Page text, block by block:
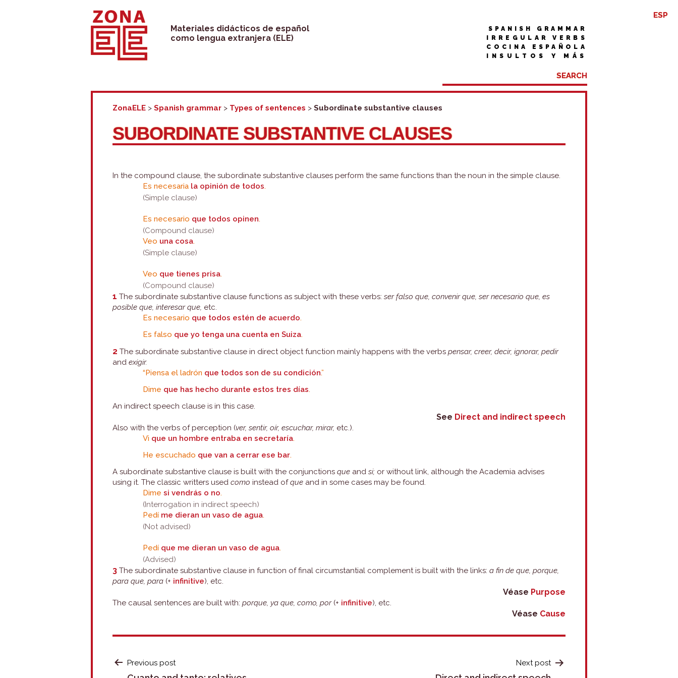
Skip
content
Materiales didácticos de español
como lengua extranjera (ELE)
SPANISH GRAMMAR
IRREGULAR VERBS
COCINA ESPAÑOLA
INSULTOS Y MÁS
ESP
ZonaELE >Spanish grammar > Types of sentences >Subordinate substantive clauses
SUBORDINATE SUBSTANTIVE CLAUSES
In the compound clause, the subordinate substantive clauses perform the same functions than the noun in the simple clause.
Es necesaria la opinión de todos.
(Simple clause)
Es necesario que todos opinen.
(Compound clause)
Veo una cosa.
(Simple clause)
Veo que tienes prisa.
(Compound clause)
1 The subordinate substantive clause functions as subject with these verbs:ser falso que, convenir que, ser necesario que, es
posible que, interesar que, etc.
Es necesario que todos estén de acuerdo.
Es falso que yo tenga una cuenta en Suiza.
2 The subordinate substantive clause in direct object function mainly happens with the verbspensar, creer, decir, ignorar, pedir
andexigir.
“Piensa el ladrón que todos son de su condición.”
Dime que has hecho durante estos tres días.
An indirect speech clause is in this case.
See Direct and indirect speech
Also with the verbs of perception (ver, sentir, oír, escuchar, mirar, etc.).
Vi que un hombre entraba en secretaría.
He escuchado que van a cerrar ese bar.
A subordinate substantive clause is built with the conjunctionsque andsi; or without link, although the Academia advises
using it. The classic writters usedcomo instead ofque and in some cases may be found.
Dimesi vendrás o no.
(Interrogation in indirect speech)
Pedí me dieran un vaso de agua.
(Not advised)
Pedí que me dieran un vaso de agua.
(Advised)
3 The subordinate substantive clause in function of final circumstantial complement is built with the links:a fin de que, porque,
para que, para (+ infinitive), etc.
Véase Purpose
The causal sentences are built with:porque, ya que, como, por(+ infinitive), etc.
Véase Cause
POST
Previous post Next post